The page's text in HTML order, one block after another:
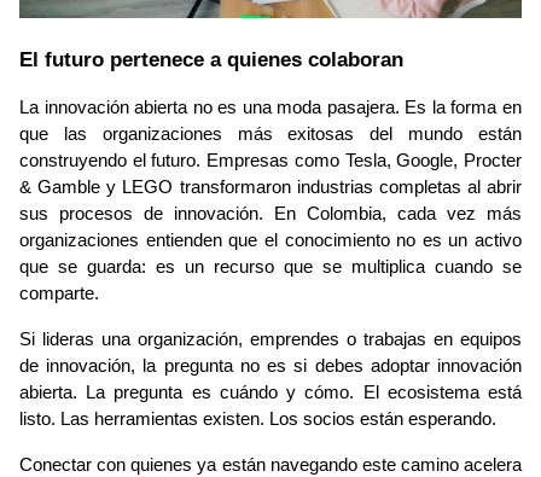
El futuro pertenece a quienes colaboran
La innovación abierta no es una moda pasajera. Es la forma en
que las organizaciones más exitosas del mundo están
construyendo el futuro. Empresas como Tesla, Google, Procter
& Gamble y LEGO transformaron industrias completas al abrir
sus procesos de innovación. En Colombia, cada vez más
organizaciones entienden que el conocimiento no es un activo
que se guarda: es un recurso que se multiplica cuando se
comparte.
Si lideras una organización, emprendes o trabajas en equipos
de innovación, la pregunta no es si debes adoptar innovación
abierta. La pregunta es cuándo y cómo. El ecosistema está
listo. Las herramientas existen. Los socios están esperando.
Conectar con quienes ya están navegando este camino acelera